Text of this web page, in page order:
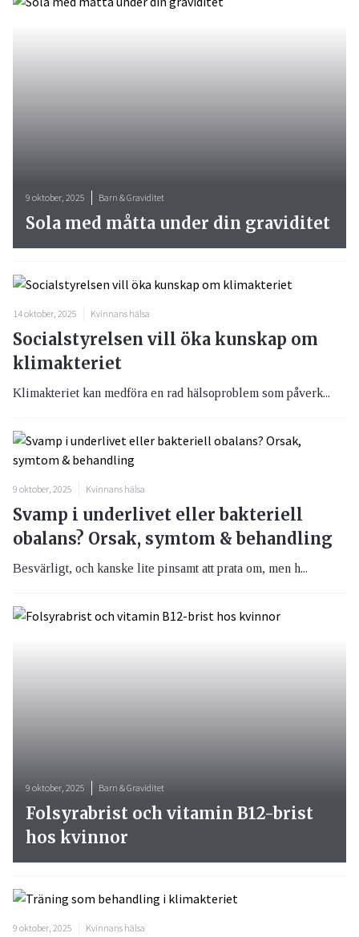
14 oktober, 2025 Kvinnans hälsa
Socialstyrelsen vill öka kunskap om
klimakteriet
Klimakteriet kan medföra en rad hälsoproblem som påverk...
9 oktober, 2025 Kvinnans hälsa
Svamp i underlivet eller bakteriell
obalans? Orsak, symtom & behandling
Besvärligt, och kanske lite pinsamt att prata om, men h...
9 oktober, 2025 Barn & Graviditet
Sola med måtta under din graviditet
9 oktober, 2025 Barn & Graviditet
Folsyrabrist och vitamin B12-brist
hos kvinnor
9 oktober, 2025 Kvinnans hälsa